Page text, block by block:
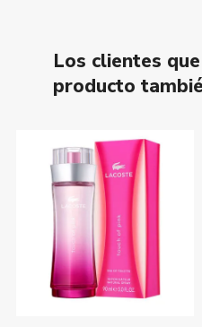
Los clientes
producto